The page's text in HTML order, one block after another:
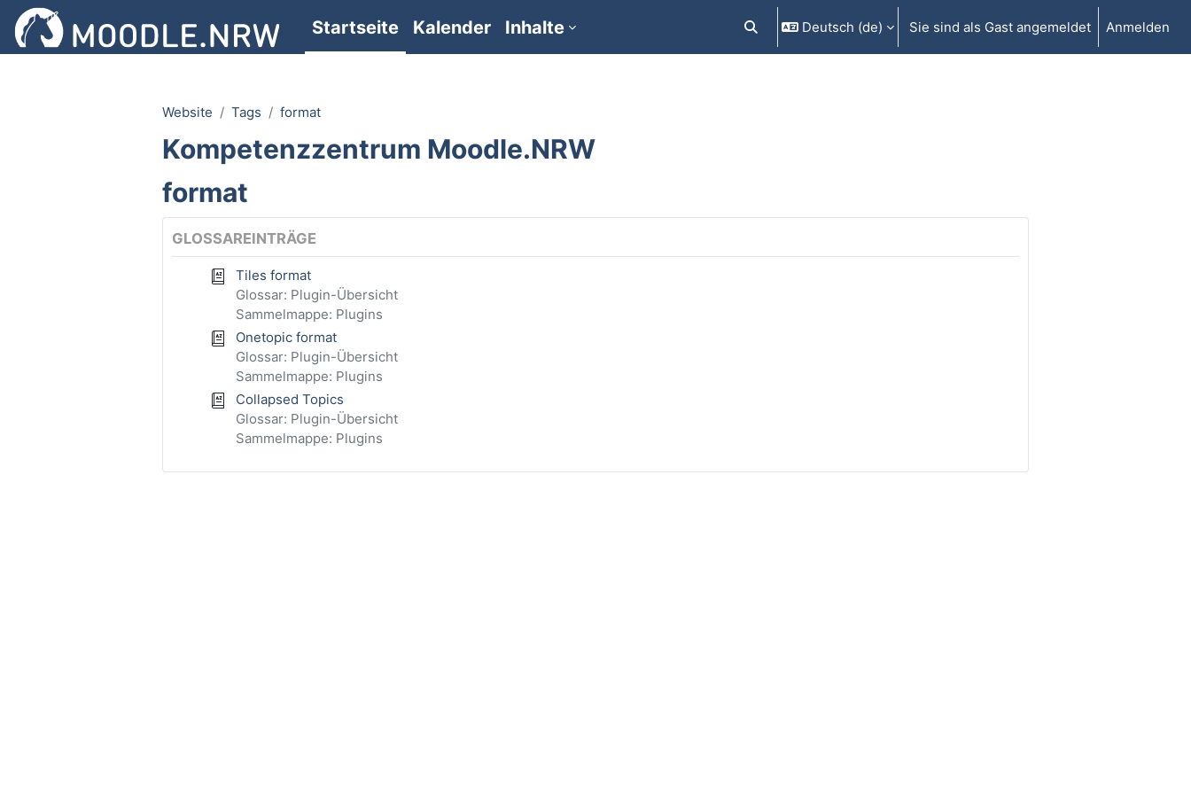
Zum Hauptinhalt
Startseite Kalender Inhalte Sucheingabe umschalten
Deutsch ‎(de)‎ Sie sind als Gast angemeldet Anmelden
Website Tags format
Kompetenzzentrum Moodle.NRW
format
GLOSSAREINTRÄGE
Tiles format
Glossar: Plugin-Übersicht
Sammelmappe: Plugins
Onetopic format
Glossar: Plugin-Übersicht
Sammelmappe: Plugins
Collapsed Topics
Glossar: Plugin-Übersicht
Sammelmappe: Plugins